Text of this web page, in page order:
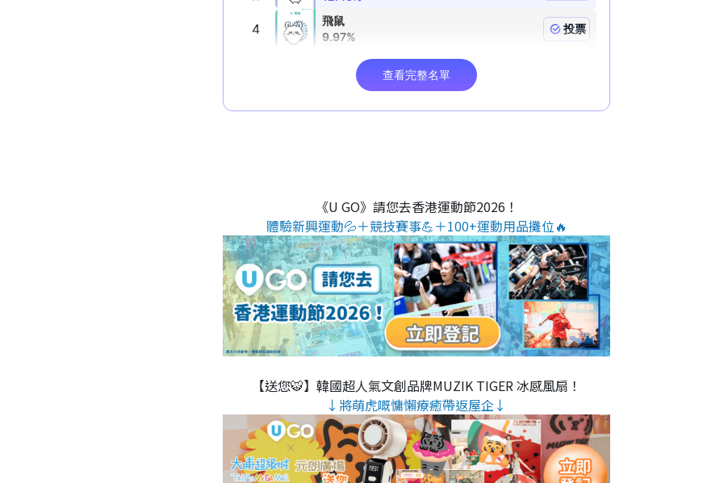
《U GO》請您去香港運動節2026！
體驗新興運動💦＋競技賽事💪＋100+運動用品攤位🔥
【送您🐯】韓國超人氣文創品牌MUZIK TIGER 冰感風扇！
↓將萌虎嘅慵懶療癒帶返屋企↓